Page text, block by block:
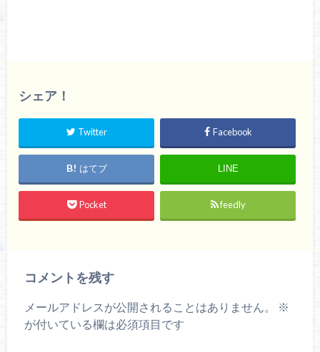
シェア！
Twitter Facebook
はてブ LINE
Pocket feedly
コメントを残す
メールアドレスが公開されることはありません。
※
が付いている欄は必須項目です